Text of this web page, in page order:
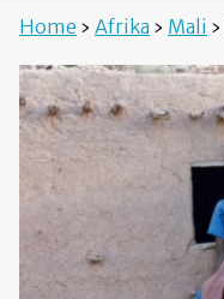
Home › Afrika › Mali ›